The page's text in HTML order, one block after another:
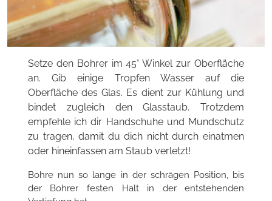
Setze den Bohrer im 45° Winkel zur Oberfläche
an. Gib einige Tropfen Wasser auf die
Oberfläche des Glas. Es dient zur Kühlung und
bindet zugleich den Glasstaub. Trotzdem
empfehle ich dir Handschuhe und Mundschutz
zu tragen, damit du dich nicht durch einatmen
oder hineinfassen am Staub verletzt!
Bohre nun so lange in der schrägen Position, bis
der Bohrer festen Halt in der entstehenden